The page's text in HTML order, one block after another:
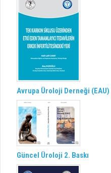
Avrupa Üroloji Derneği (EAU)
Güncel Üroloji 2. Baskı